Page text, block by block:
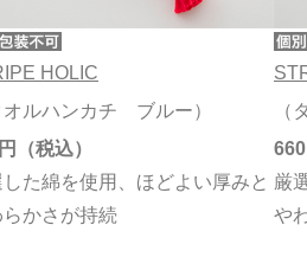
HOLIC
オルハンカチ ブルー）
した綿を使用、ほどよい厚みと
かさが持続
（
厳
や
660